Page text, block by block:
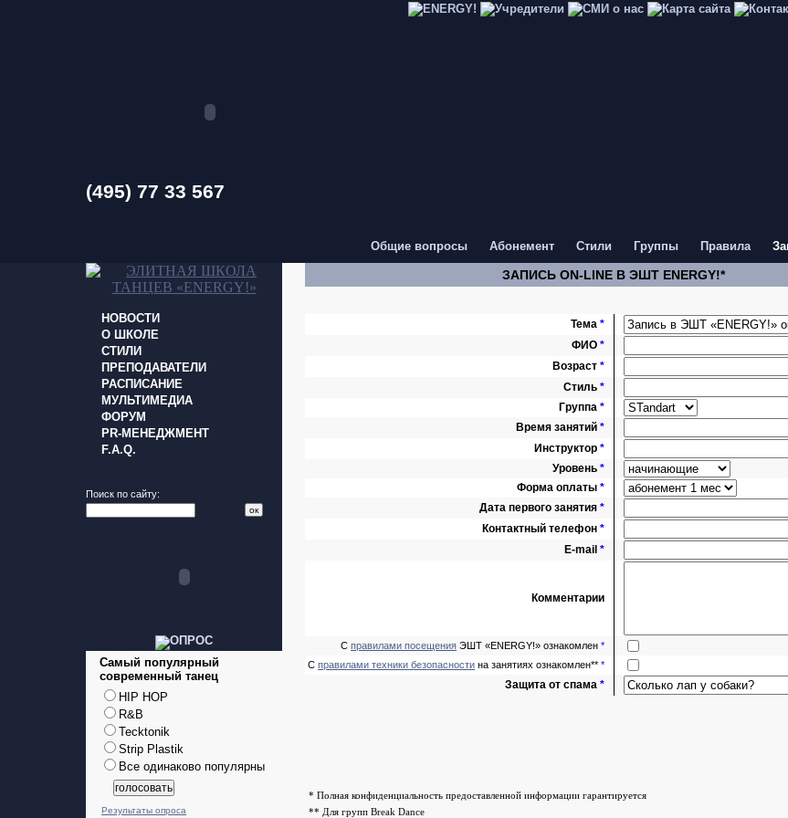
(495) 77 33 567
Общие вопросы Абонемент Стили Группы Правила
НОВОСТИ
О ШКОЛЕ
СТИЛИ
ПРЕПОДАВАТЕЛИ
РАСПИСАНИЕ
МУЛЬТИМЕДИА
ФОРУМ
PR-МЕНЕДЖМЕНТ
F.A.Q.
Поиск по сайту:
Самый популярный
современный танец
HIP HOP
R&B
Tecktonik
Strip Plastik
Все одинаково популярны
Результаты опроса
ЗАПИСЬ ON-LINE В ЭШТ ENERGY!*
Тема*
ФИО*
Возраст*
Стиль*
Группа*
Время занятий*
Инструктор*
Уровень*
Форма оплаты*
Дата первого занятия*
Контактный телефон*
E-mail*
Комментарии
Справилами посещения ЭШТ «ENERGY!» ознакомлен*
Справилами техники безопасности на занятиях ознакомлен***
Защита от спама*
* Полная конфиденциальность предоставленной информации гарантируется
** Для групп Break Dance